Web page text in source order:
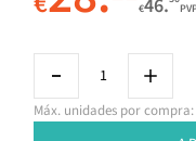
€46.
Máx. unidades por compra: